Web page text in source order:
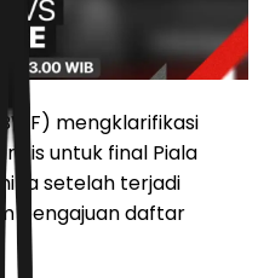
mengklarifikasi
untuk final Piala
setelah terjadi
pengajuan daftar